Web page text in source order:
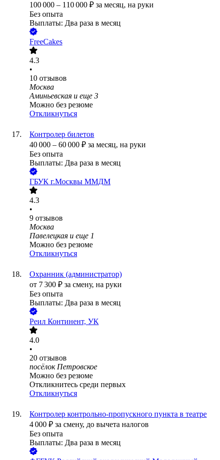
100 000 – 110 000 ₽ за месяц, на руки
Без опыта
Выплаты: Два раза в месяц
FreeCakes
4.3
•
10 отзывов
Москва
Аминьевская и еще 3
Можно без резюме
Откликнуться
Контролер билетов
40 000 – 60 000 ₽ за месяц, на руки
Без опыта
Выплаты: Два раза в месяц
ГБУК г.Москвы ММДМ
4.3
•
9 отзывов
Москва
Павелецкая и еще 1
Можно без резюме
Откликнуться
Охранник (администратор)
от 7 300 ₽ за смену, на руки
Без опыта
Выплаты: Два раза в месяц
Реил Континент, УК
4.0
•
20 отзывов
посёлок Петровское
Можно без резюме
Откликнитесь среди первых
Откликнуться
Контролер контрольно-пропускного пункта в театре
4 000 ₽ за смену, до вычета налогов
Без опыта
Выплаты: Два раза в месяц